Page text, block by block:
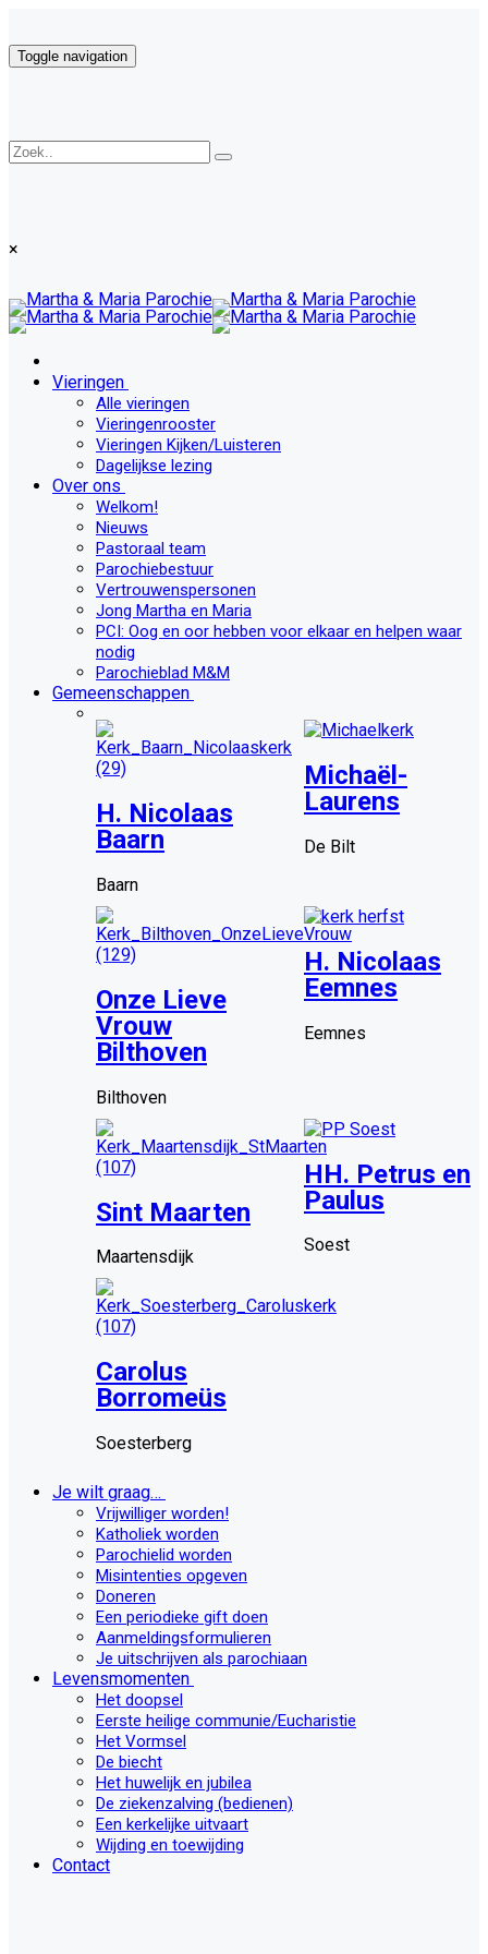
Toggle navigation
×
Vieringen
Alle vieringen
Vieringenrooster
Vieringen Kijken/Luisteren
Dagelijkse lezing
Over ons
Welkom!
Nieuws
Pastoraal team
Parochiebestuur
Vertrouwenspersonen
Jong Martha en Maria
PCI: Oog en oor hebben voor elkaar en helpen waar
nodig
Parochieblad M&M
Gemeenschappen
H. Nicolaas
Baarn
Baarn
Michaël-
Laurens
De Bilt
Onze Lieve
Vrouw
Bilthoven
Bilthoven
H. Nicolaas
Eemnes
Eemnes
Sint Maarten
Maartensdijk
HH. Petrus en
Paulus
Soest
Carolus
Borromeüs
Soesterberg
Je wilt graag…
Vrijwilliger worden!
Katholiek worden
Parochielid worden
Misintenties opgeven
Doneren
Een periodieke gift doen
Aanmeldingsformulieren
Je uitschrijven als parochiaan
Levensmomenten
Het doopsel
Eerste heilige communie/Eucharistie
Het Vormsel
De biecht
Het huwelijk en jubilea
De ziekenzalving (bedienen)
Een kerkelijke uitvaart
Wijding en toewijding
Contact